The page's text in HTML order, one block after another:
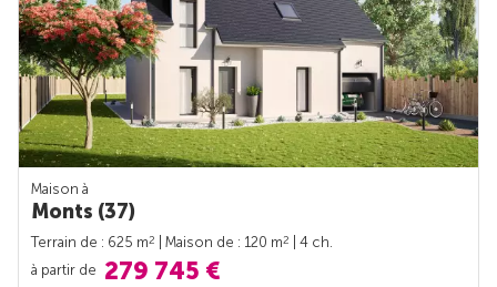
Maison à
Monts (37)
Terrain de : 625 m2 | Maison de : 120 m2
| 4 ch.
à partir de 279 745 €